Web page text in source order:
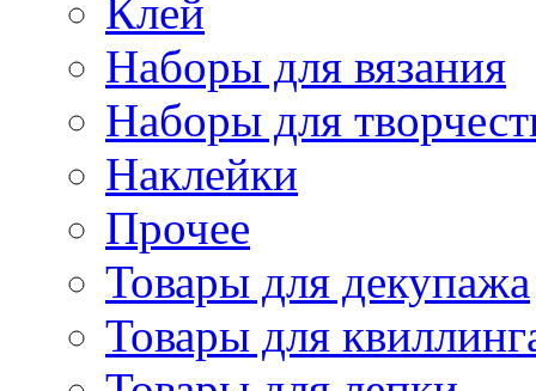
Клей
Наборы для вязания
Наборы для
Наклейки
Прочее
Товары для декупажа
Товары для